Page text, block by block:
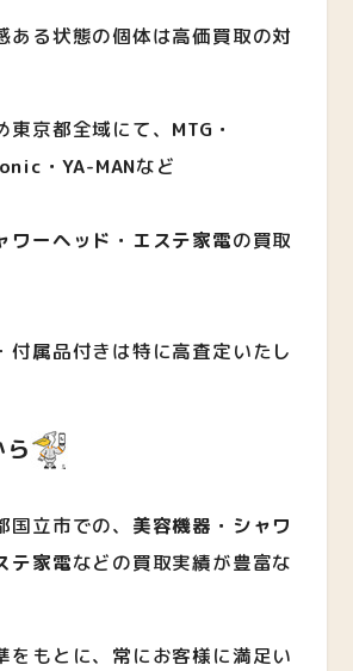
ある状態の個体は高価買取の対
京都全域にて、 MTG・
・YA-MANなど
ワーヘッド・エステ家電の買取
付属品付きは特に高査定いたし
立市での、 美容機器・シャワ
テ家電などの買取実績が豊富な
をもとに、常にお客様に満足い